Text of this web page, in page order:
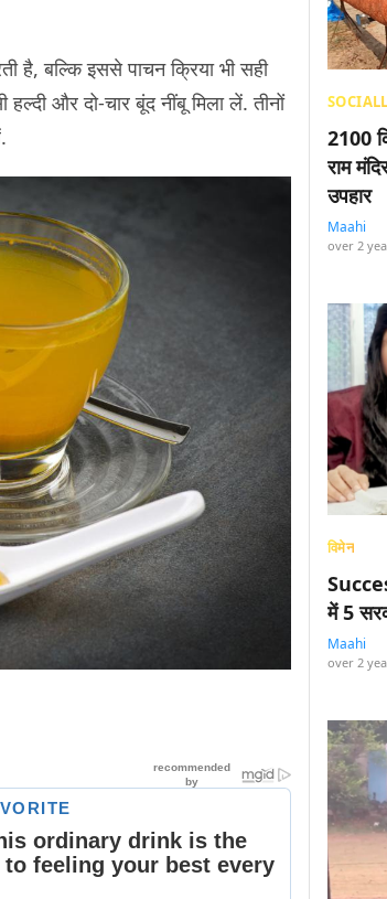
है, बल्कि इससे पाचन क्रिया भी सही
हल्दी और दो-चार बूंद नींबू मिला लें. तीनों
2100
राम
उपहार
Maahi
over 2
विमेन
में 5
Maahi
over 2